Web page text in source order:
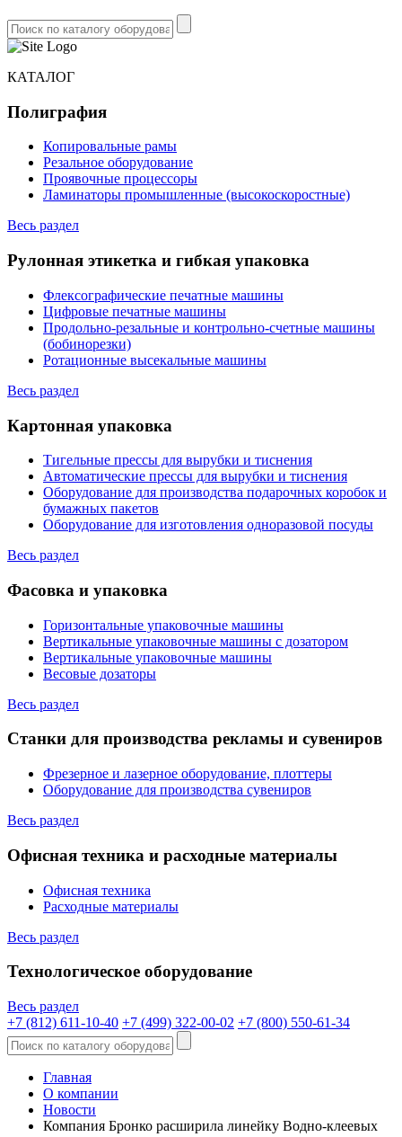
КАТАЛОГ
Полиграфия
Копировальные рамы
Резальное оборудование
Проявочные процессоры
Ламинаторы промышленные (высокоскоростные)
Весь раздел
Рулонная этикетка и гибкая упаковка
Флексографические печатные машины
Цифровые печатные машины
Продольно-резальные и контрольно-счетные машины
(бобинорезки)
Ротационные высекальные машины
Весь раздел
Картонная упаковка
Тигельные прессы для вырубки и тиснения
Автоматические прессы для вырубки и тиснения
Оборудование для производства подарочных коробок и
бумажных пакетов
Оборудование для изготовления одноразовой посуды
Весь раздел
Фасовка и упаковка
Горизонтальные упаковочные машины
Вертикальные упаковочные машины с дозатором
Вертикальные упаковочные машины
Весовые дозаторы
Весь раздел
Станки для производства рекламы и сувениров
Фрезерное и лазерное оборудование, плоттеры
Оборудование для производства сувениров
Весь раздел
Офисная техника и расходные материалы
Офисная техника
Расходные материалы
Весь раздел
Технологическое оборудование
Весь раздел
+7 (812) 611-10-40 +7 (499) 322-00-02 +7 (800) 550-61-34
Главная
О компании
Новости
Компания Бронко расширила линейку Водно-клеевых